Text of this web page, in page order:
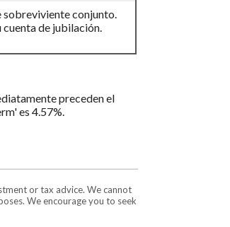
sobreviviente conjunto.
cuenta de jubilación.
preceden el
es 4.57%.
or tax advice. We cannot
We encourage you to seek